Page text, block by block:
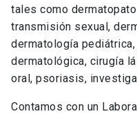
tales como
transmisión sexual,
dermatología
dermatológica, cirugía
oral, psoriasis,
Contamos con un